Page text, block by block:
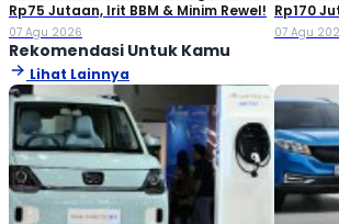
Rp75 Jutaan, Irit BBM & Minim Rewel!
07 Agu 2026
Rp170
07 Agu
Rekomendasi Untuk Kamu
Lihat Lainnya